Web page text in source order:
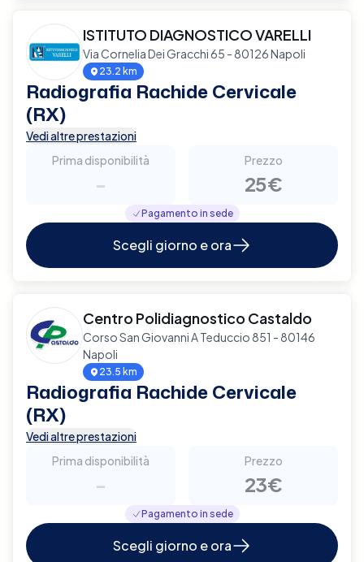
ISTITUTO DIAGNOSTICO VARELLI
Via Cornelia Dei Gracchi 65 - 80126 Napoli
23.2 km
Radiografia Rachide Cervicale
(RX)
Vedi altre prestazioni
Prima disponibilità
-
Prezzo
25€
Pagamento in sede
Scegli giorno e ora
Centro Polidiagnostico Castaldo
Corso San Giovanni A Teduccio 851 - 80146
Napoli
23.5 km
Radiografia Rachide Cervicale
(RX)
Vedi altre prestazioni
Prima disponibilità
-
Prezzo
23€
Pagamento in sede
Scegli giorno e ora